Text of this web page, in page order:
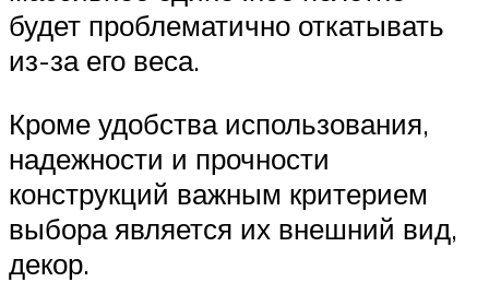
будет проблематично откатывать
из-за его веса.
Кроме удобства использования,
надежности и прочности
конструкций важным критерием
выбора является их внешний вид,
декор.